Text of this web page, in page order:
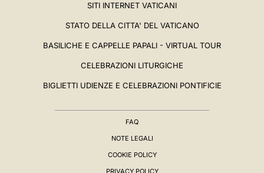
SITI INTERNET VATICANI
STATO DELLA CITTA' DEL VATICANO
BASILICHE E CAPPELLE PAPALI - VIRTUAL TOUR
CELEBRAZIONI LITURGICHE
BIGLIETTI UDIENZE E CELEBRAZIONI PONTIFICIE
FAQ
NOTE LEGALI
COOKIE POLICY